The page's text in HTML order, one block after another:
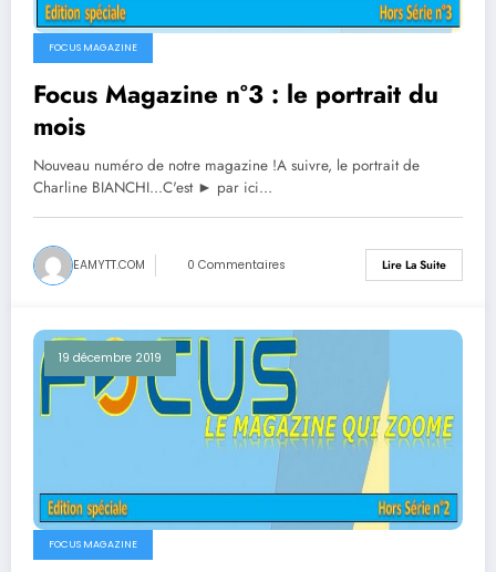
FOCUS MAGAZINE
Focus Magazine n°3 : le portrait du
mois
Nouveau numéro de notre magazine !A suivre, le portrait de
Charline BIANCHI...C'est ► par ici…
EAMYTT.COM 0 Commentaires Lire La Suite
19 décembre 2019
FOCUS MAGAZINE